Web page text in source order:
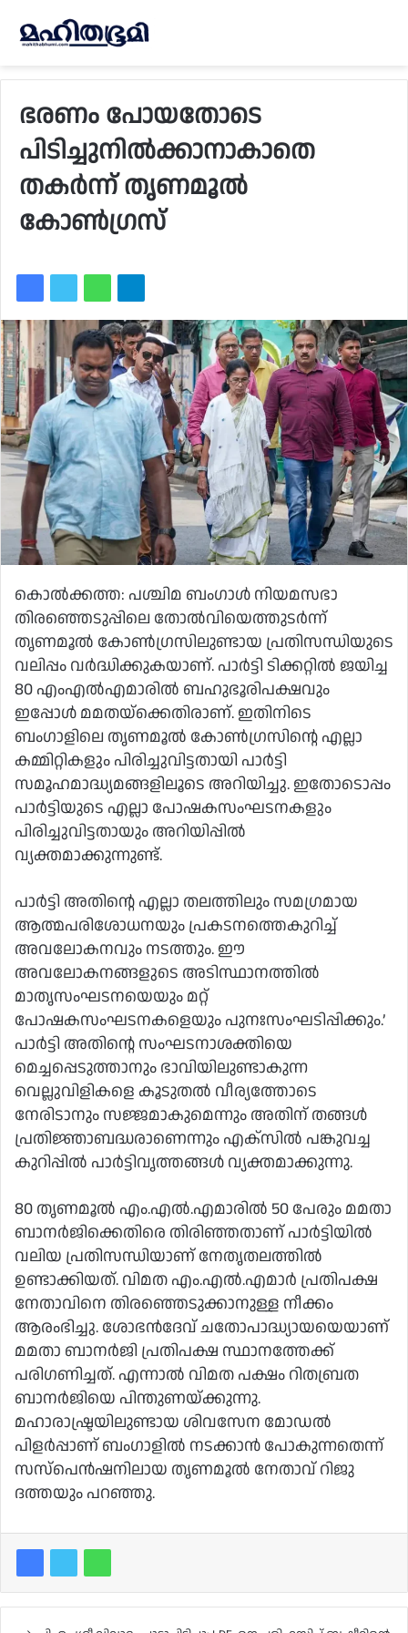
ഭരണം പോയതോടെ
പിടിച്ചുനിൽക്കാനാകാതെ
തകർന്ന് തൃണമൂൽ
കോൺഗ്രസ്
കൊൽക്കത്ത: പശ്ചിമ ബംഗാൾ നിയമസഭാ
തിരഞ്ഞെടുപ്പിലെ തോൽവിയെത്തുടർന്ന്
തൃണമൂൽ കോൺഗ്രസിലുണ്ടായ പ്രതിസന്ധിയുടെ
വലിപ്പം വർദ്ധിക്കുകയാണ്. പാർട്ടി ടിക്കറ്റിൽ ജയിച്ച
80 എംഎൽഎമാരിൽ ബഹുഭൂരിപക്ഷവും
ഇപ്പോൾ മമതയ്‌ക്കെതിരാണ്. ഇതിനിടെ
ബംഗാളിലെ തൃണമൂൽ കോൺഗ്രസിന്റെ എല്ലാ
കമ്മിറ്റികളും പിരിച്ചുവിട്ടതായി പാർട്ടി
സമൂഹമാദ്ധ്യമങ്ങളിലൂടെ അറിയിച്ചു. ഇതോടൊപ്പം
പാർട്ടിയുടെ എല്ലാ പോഷകസംഘടനകളും
പിരിച്ചുവിട്ടതായും അറിയിപ്പിൽ
വ്യക്തമാക്കുന്നുണ്ട്.
പാർട്ടി അതിന്റെ എല്ലാ തലത്തിലും സമഗ്രമായ
ആത്മപരിശോധനയും പ്രകടനത്തെകുറിച്ച്
അവലോകനവും നടത്തും. ഈ
അവലോകനങ്ങളുടെ അടിസ്ഥാനത്തിൽ
മാതൃസംഘടനയെയും മറ്റ്
പോഷകസംഘടനകളെയും പുനഃസംഘടിപ്പിക്കും.’
പാർട്ടി അതിന്റെ സംഘടനാശക്തിയെ
മെച്ചപ്പെടുത്താനും ഭാവിയിലുണ്ടാകുന്ന
വെല്ലുവിളികളെ കൂടുതൽ വീര്യത്തോടെ
നേരിടാനും സജ്ജമാകുമെന്നും അതിന് തങ്ങൾ
പ്രതിജ്ഞാബദ്ധരാണെന്നും എക്‌സിൽ പങ്കുവച്ച
കുറിപ്പിൽ പാർട്ടിവൃത്തങ്ങൾ വ്യക്തമാക്കുന്നു.
80 തൃണമൂൽ എം.എൽ.എമാരിൽ 50 പേരും മമതാ
ബാനർജിക്കെതിരെ തിരിഞ്ഞതാണ് പാർട്ടിയിൽ
വലിയ പ്രതിസന്ധിയാണ് നേതൃതലത്തിൽ
ഉണ്ടാക്കിയത്. വിമത എം.എൽ.എമാർ പ്രതിപക്ഷ
നേതാവിനെ തിരഞ്ഞെടുക്കാനുള്ള നീക്കം
ആരംഭിച്ചു. ശോഭൻദേവ് ചതോപാദ്ധ്യായയെയാണ്
മമതാ ബാനർജി പ്രതിപക്ഷ സ്ഥാനത്തേക്ക്
പരിഗണിച്ചത്. എന്നാൽ വിമത പക്ഷം റിതബ്രത
ബാനർജിയെ പിന്തുണയ്ക്കുന്നു.
മഹാരാഷ്ട്രയിലുണ്ടായ ശിവസേന മോഡൽ
പിളർപ്പാണ് ബംഗാളിൽ നടക്കാൻ പോകുന്നതെന്ന്
സസ്‌പെൻഷനിലായ തൃണമൂൽ നേതാവ് റിജു
ദത്തയും പറഞ്ഞു.